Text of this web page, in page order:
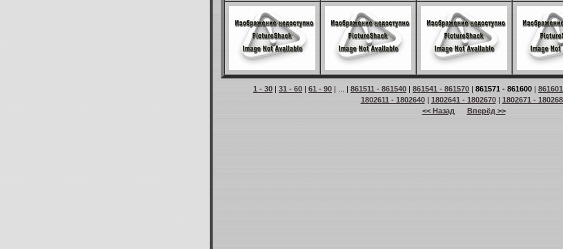
1 - 30 | 31 - 60 | 61 - 90 | ... | 861511 - 861540 | 861541 - 861570 | 861571 - 861600 |
1802611 - 1802640| 1802641 - 1802670| 1802671 -
<< Назад
Вперёд >>